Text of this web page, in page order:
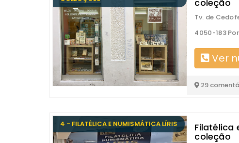
coleção
Tv. de
4050-183
Ver
29
4 - FILATÉLICA E NUMISMÁTICA LÍRIS Filatélica
coleção